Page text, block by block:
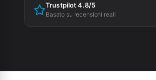
Trustpilot 4.8/5
Basato su recensioni reali